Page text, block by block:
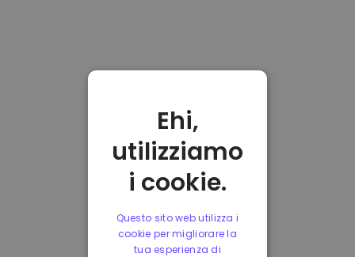
Ehi,
utilizziamo
i cookie.
Questo sito web utilizza i
cookie per migliorare la
tua esperienza di